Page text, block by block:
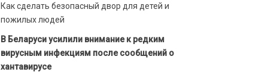
Как сделать безопасный двор для детей и
пожилых людей
В Беларуси усилили внимание к редким
вирусным инфекциям после сообщений о
хантавирусе